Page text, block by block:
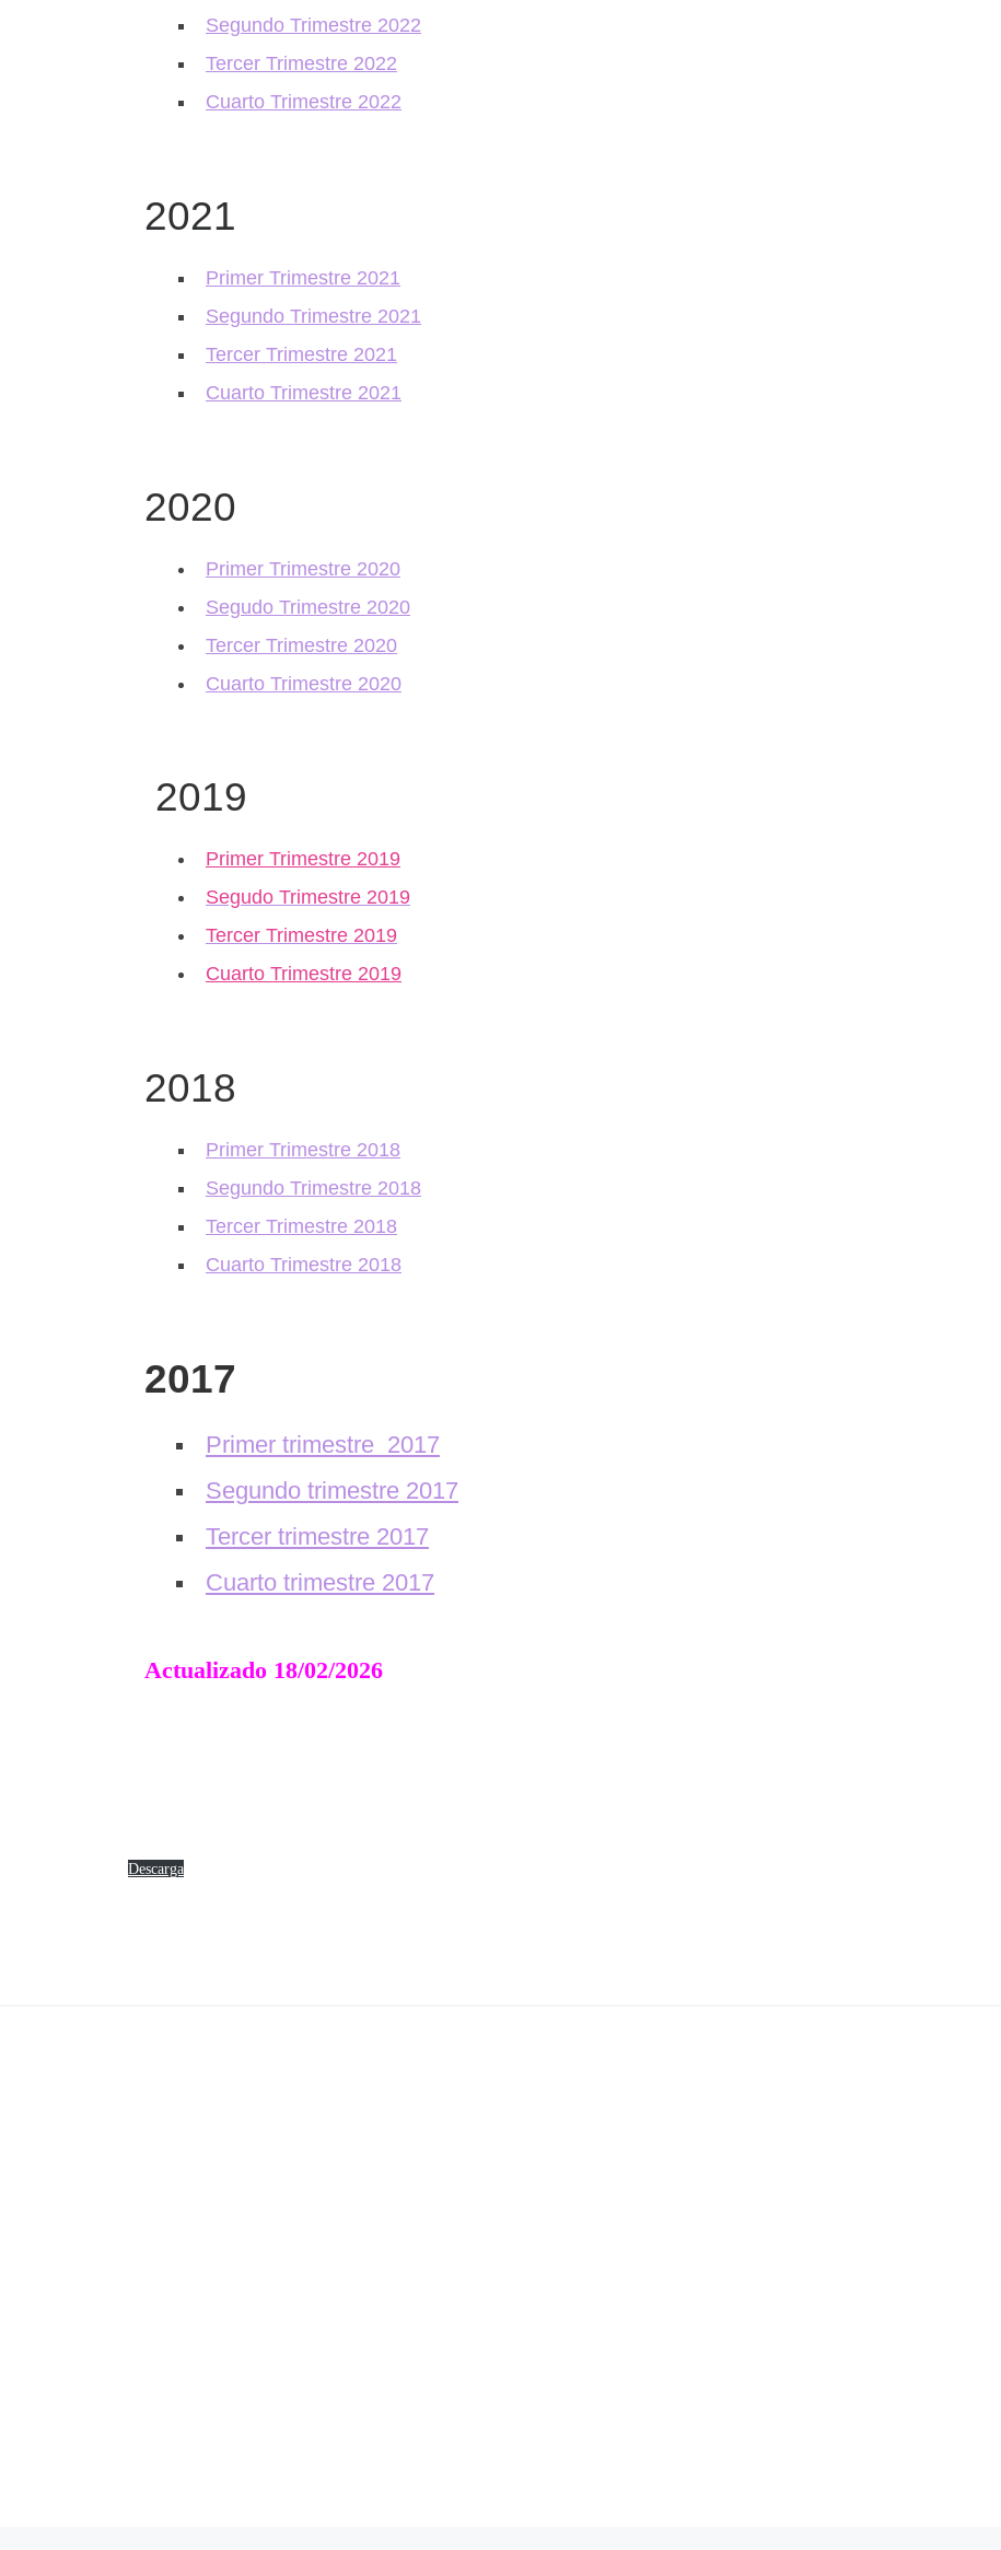
Segundo Trimestre 2022
Tercer Trimestre 2022
Cuarto Trimestre 2022
2021
Primer Trimestre 2021
Segundo Trimestre 2021
Tercer Trimestre 2021
Cuarto Trimestre 2021
2020
Primer Trimestre 2020
Segudo Trimestre 2020
Tercer Trimestre 2020
Cuarto Trimestre 2020
2019
Primer Trimestre 2019
Segudo Trimestre 2019
Tercer Trimestre 2019
Cuarto Trimestre 2019
2018
Primer Trimestre 2018
Segundo Trimestre 2018
Tercer Trimestre 2018
Cuarto Trimestre 2018
2017
Primer trimestre 2017
Segundo trimestre 2017
Tercer trimestre 2017
Cuarto trimestre 2017
Actualizado 18/02/2026
Descarga